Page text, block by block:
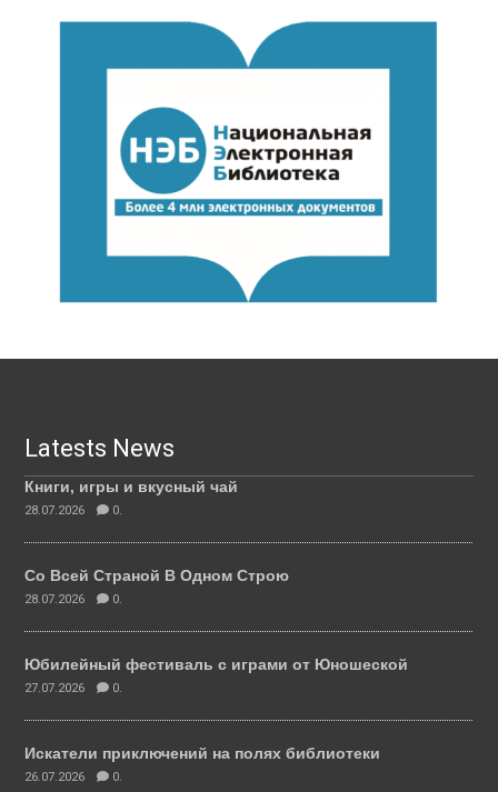
Latests News
Книги, игры и вкусный чай
28.07.2026 0.
Со Всей Страной В Одном Строю
28.07.2026 0.
Юбилейный фестиваль с играми от Юношеской
27.07.2026 0.
Искатели приключений на полях библиотеки
26.07.2026 0.